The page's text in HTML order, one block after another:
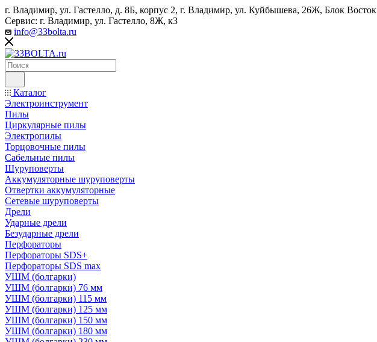
г. Владимир, ул. Гастелло, д. 8Б, корпус 2, г. Владимир, ул. ​Куйбышева, 26Ж, Блок Восток
Сервис: г. Владимир, ул. Гастелло, 8Ж, к3
info@33bolta.ru
Каталог
Электроинструмент
Пилы
Циркулярные пилы
Электропилы
Торцовочные пилы
Сабельные пилы
Шуруповерты
Аккумуляторные шуруповерты
Отвертки аккумуляторные
Сетевые шуруповерты
Дрели
Ударные дрели
Безударные дрели
Перфораторы
Перфораторы SDS+
Перфораторы SDS max
УШМ (болгарки)
УШМ (болгарки) 76 мм
УШМ (болгарки) 115 мм
УШМ (болгарки) 125 мм
УШМ (болгарки) 150 мм
УШМ (болгарки) 180 мм